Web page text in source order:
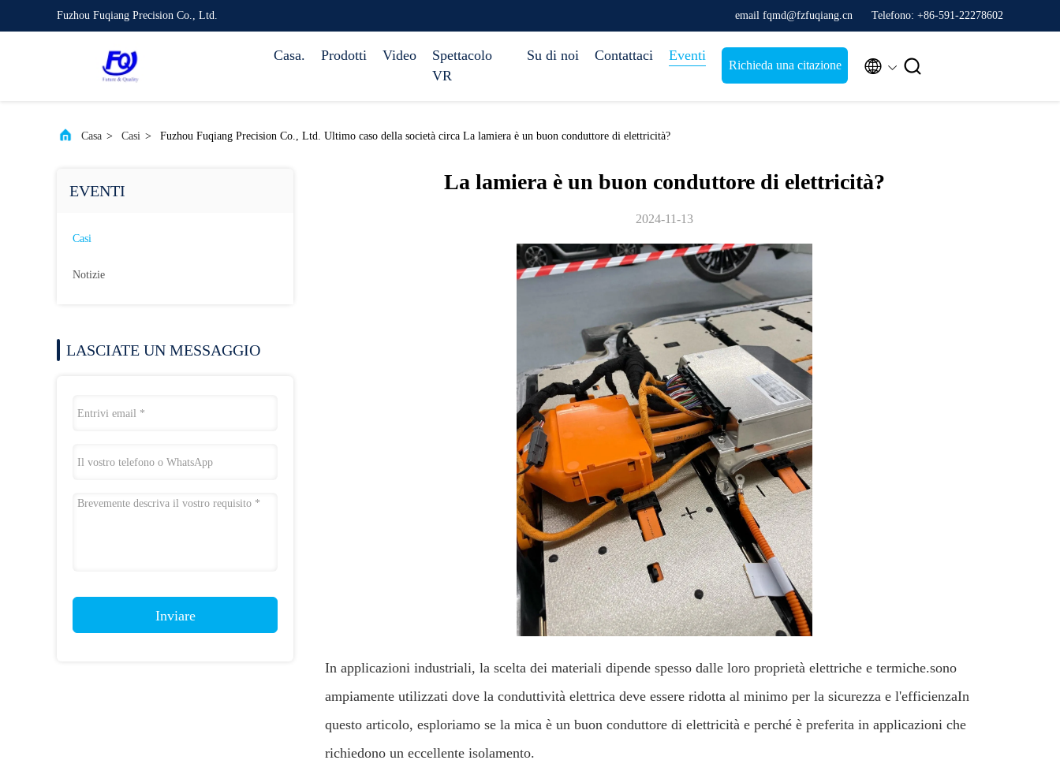
Fuzhou Fuqiang Precision Co., Ltd. email fqmd@fzfuqiang.cn Telefono: +86-591-22278602
Casa. Prodotti Video
Spettacolo
VR
Su di noi Contattaci Eventi
Richieda una citazione  
Casa > Casi > Fuzhou Fuqiang Precision Co., Ltd. Ultimo caso della società circa La lamiera è un buon conduttore di elettricità?
EVENTI
Casi
Notizie
LASCIATE UN MESSAGGIO
Inviare
La lamiera è un buon conduttore di elettricità?
2024-11-13
In applicazioni industriali, la scelta dei materiali dipende spesso dalle loro proprietà elettriche e termiche.sono
ampiamente utilizzati dove la conduttività elettrica deve essere ridotta al minimo per la sicurezza e l'efficienzaIn
questo articolo, esploriamo se la mica è un buon conduttore di elettricità e perché è preferita in applicazioni che
richiedono un eccellente isolamento.